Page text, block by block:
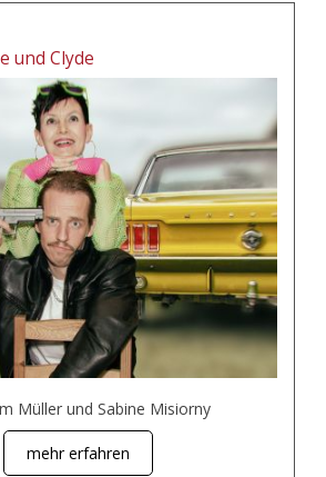
und Clyde
Müller und Sabine Misiorny
mehr erfahren